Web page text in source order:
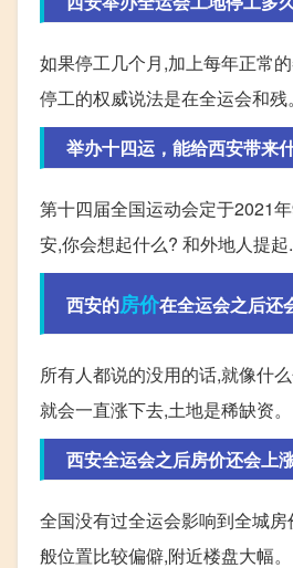
如果停工几个月,加上每年正常
停工的权威说法是在全运会和残。
举办十四运，能给西安带来
第十四届全国运动会定于2021
安,你会想起什么? 和外地人提起
西安的房价在全运会之后还
所有人都说的没用的话,就像什
就会一直涨下去,土地是稀缺资。
西安全运会之后房价还会上
全国没有过全运会影响到全城
般位置比较偏僻,附近楼盘大幅。